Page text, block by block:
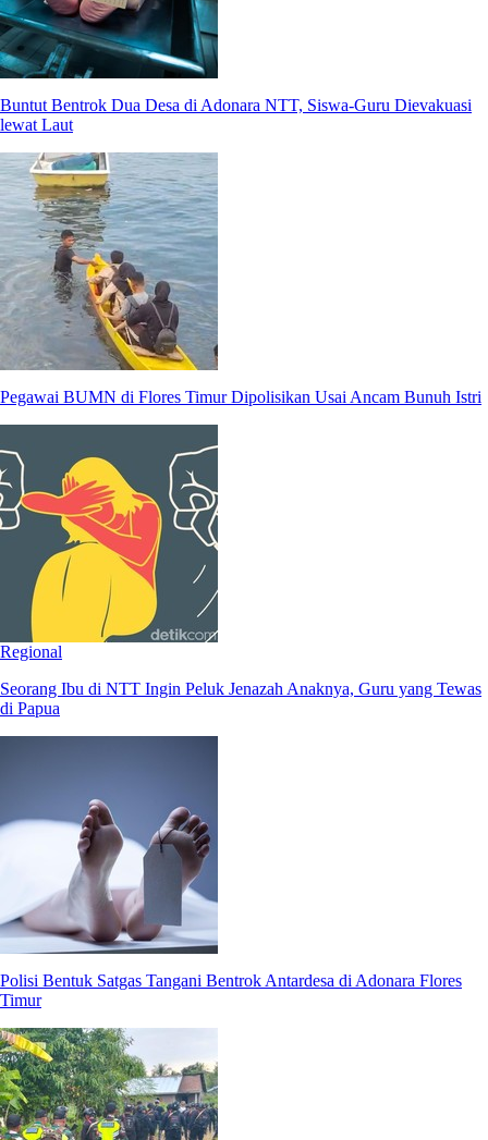
Buntut Bentrok Dua Desa di Adonara NTT, Siswa-Guru Dievakuasi
lewat Laut
Pegawai BUMN di Flores Timur Dipolisikan Usai Ancam Bunuh Istri
Regional
Seorang Ibu di NTT Ingin Peluk Jenazah Anaknya, Guru yang Tewas
di Papua
Polisi Bentuk Satgas Tangani Bentrok Antardesa di Adonara Flores
Timur